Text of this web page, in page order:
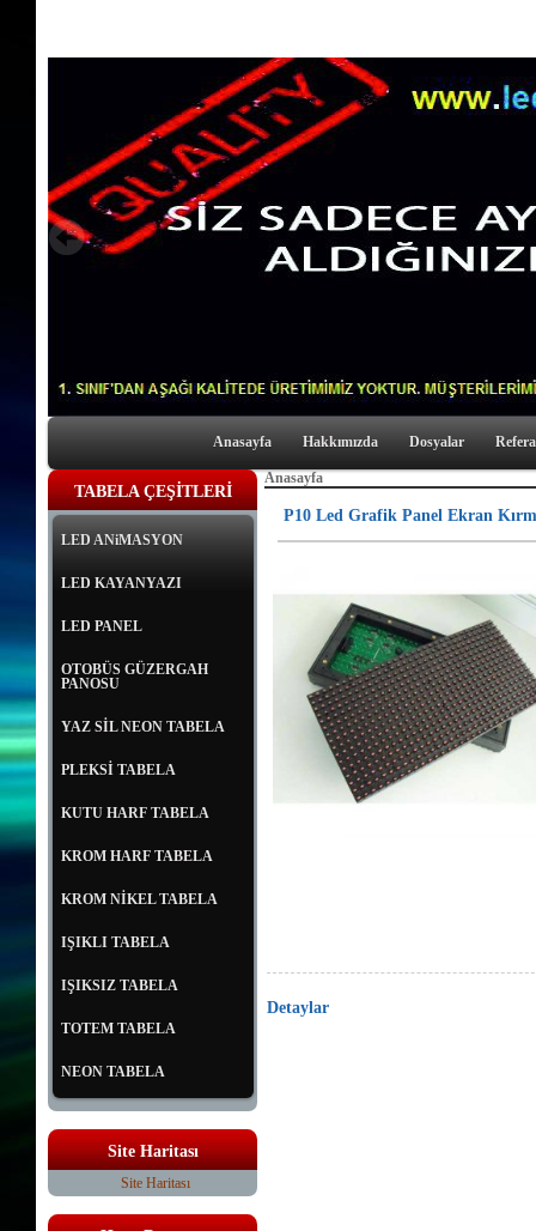
Anasayfa Hakkımızda Dosyalar
TABELA ÇEŞİTLERİ
LED ANiMASYON
LED KAYANYAZI
LED PANEL
OTOBÜS GÜZERGAH
PANOSU
YAZ SİL NEON TABELA
PLEKSİ TABELA
KUTU HARF TABELA
KROM HARF TABELA
KROM NİKEL TABELA
IŞIKLI TABELA
IŞIKSIZ TABELA
TOTEM TABELA
NEON TABELA
Site Haritası
Site Haritası
Anasayfa
P10 Led Grafik Panel Ekran
Detaylar